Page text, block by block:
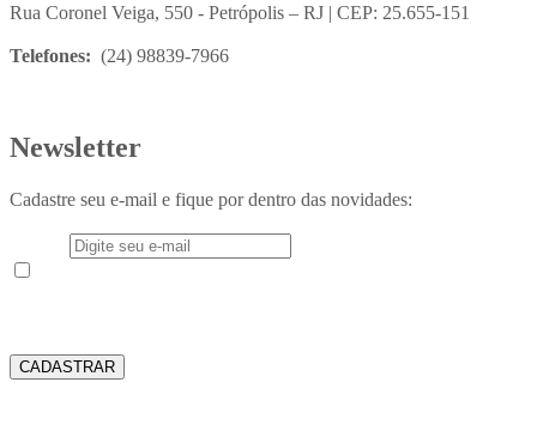
Rua Coronel Veiga, 550 - Petrópolis – RJ | CEP: 25.655-151
Telefones: (24) 98839-7966
Newsletter
Cadastre seu e-mail e fique por dentro das novidades:
CADASTRAR